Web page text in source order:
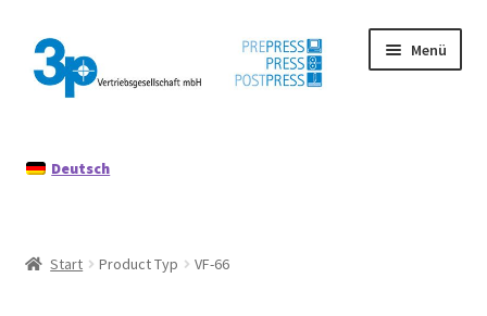
Zur
Navigation
springen
Zum
Inhalt
springen
Menü
Datenschutz
Deutsch
Start Product Typ VF-66